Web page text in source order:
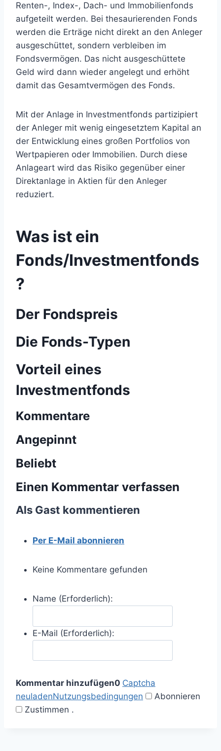
Renten-, Index-, Dach- und Immobilienfonds
aufgeteilt werden. Bei thesaurierenden Fonds
werden die Erträge nicht direkt an den Anleger
ausgeschüttet, sondern verbleiben im
Fondsvermögen. Das nicht ausgeschüttete
Geld wird dann wieder angelegt und erhöht
damit das Gesamtvermögen des Fonds.
Mit der Anlage in Investmentfonds partizipiert
der Anleger mit wenig eingesetztem Kapital an
der Entwicklung eines großen Portfolios von
Wertpapieren oder Immobilien. Durch diese
Anlageart wird das Risiko gegenüber einer
Direktanlage in Aktien für den Anleger
reduziert.
Was ist ein
Fonds/Investmentfonds
?
Der Fondspreis
Die Fonds-Typen
Vorteil eines
Investmentfonds
Kommentare
Angepinnt
Beliebt
Einen Kommentar verfassen
Als Gast kommentieren
Per E-Mail abonnieren
Keine Kommentare gefunden
Name (Erforderlich):
E-Mail (Erforderlich):
Kommentar hinzufügen0 Captcha
neuladenNutzungsbedingungen
Abonnieren
Zustimmen .